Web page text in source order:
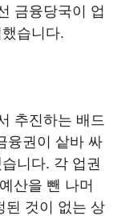
금융당국이 업
습니다.
추진하는 배드
융권이 샅바 싸
니다. 각 업권
산을 뺀 나머
된 것이 없는 상